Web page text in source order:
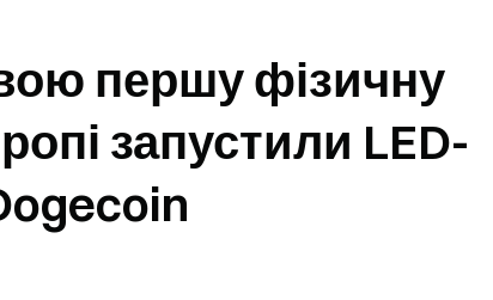
першу фізичну
запустили LED-